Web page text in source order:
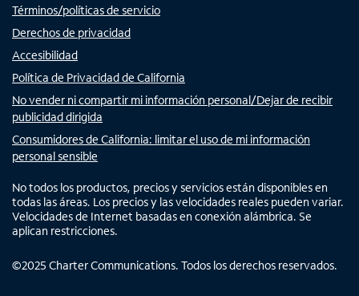
Términos/políticas de servicio
Derechos de privacidad
Accesibilidad
Política de Privacidad de California
No vender ni compartir mi información personal/Dejar de recibir
publicidad dirigida
Consumidores de California: limitar el uso de mi información
personal sensible
No todos los productos, precios y servicios están disponibles en
todas las áreas. Los precios y las velocidades reales pueden variar.
Velocidades de Internet basadas en conexión alámbrica. Se
aplican restricciones.
©2025 Charter Communications. Todos los derechos reservados.